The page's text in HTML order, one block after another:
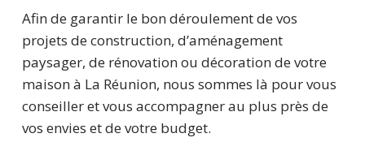
Afin de garantir le bon déroulement de vos
projets de construction, d’aménagement
paysager, de rénovation ou décoration de votre
maison à La Réunion, nous sommes là pour vous
conseiller et vous accompagner au plus près de
vos envies et de votre budget.